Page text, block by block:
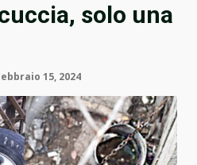
solo una
15, 2024